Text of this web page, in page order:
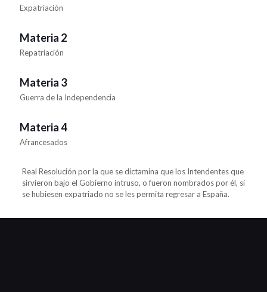
Expatriación
Materia 2
Repatriación
Materia 3
Guerra de la Independencia
Materia 4
Afrancesados
Real Resolución por la que se dictamina que los Intendentes que
sirvieron bajo el Gobierno intruso, o fueron nombrados por él, si
se hubiesen expatriado no se les permita regresar a España.